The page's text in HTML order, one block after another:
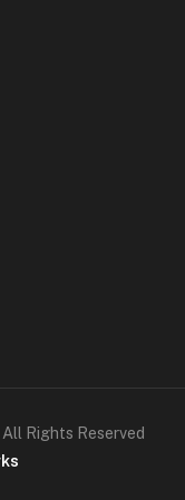
Rights Reserved